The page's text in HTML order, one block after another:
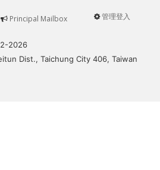
User
管理登入
Principal Mailbox
2026
Dist., Taichung City 406, Taiwan